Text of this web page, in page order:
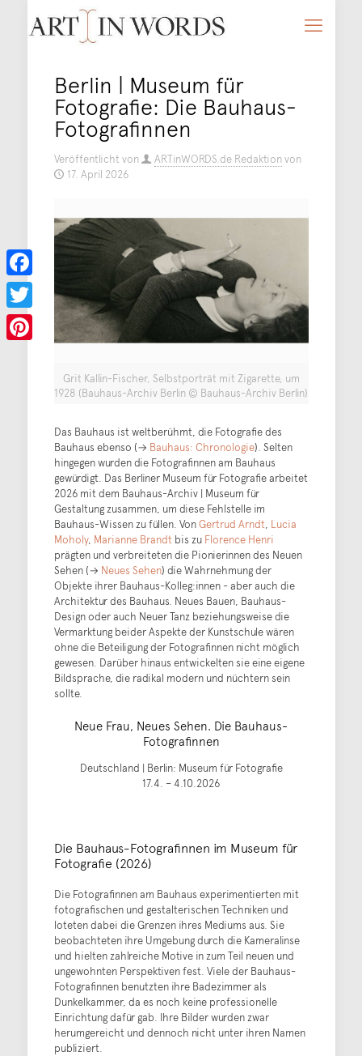
Berlin | Museum für
Fotografie: Die Bauhaus-
Fotografinnen
Veröffentlicht von ARTinWORDS.de Redaktionvon
17. April 2026
Grit Kallin-Fischer, Selbstporträt mit Zigarette, um
1928 (Bauhaus-Archiv Berlin © Bauhaus-Archiv Berlin)
Das Bauhaus ist weltberühmt, die Fotografie des
Bauhaus ebenso (→ Bauhaus: Chronologie). Selten
hingegen wurden die Fotografinnen am Bauhaus
gewürdigt. Das Berliner Museum für Fotografie arbeitet
2026 mit dem Bauhaus-Archiv | Museum für
Gestaltung zusammen, um diese Fehlstelle im
Bauhaus-Wissen zu füllen. VonGertrud Arndt, Lucia
Moholy, Marianne Brandtbis zu Florence Henri
prägten und verbreiteten die Pionierinnen des Neuen
Sehen (→ Neues Sehen) die Wahrnehmung der
Objekte ihrer Bauhaus-Kolleg:innen - aber auch die
Architektur des Bauhaus. Neues Bauen, Bauhaus-
Design oder auch Neuer Tanz beziehungsweise die
Vermarktung beider Aspekte der Kunstschule wären
ohne die Beteiligung der Fotografinnen nicht möglich
gewesen. Darüber hinaus entwickelten sie eine eigene
Bildsprache, die radikal modern und nüchtern sein
sollte.
Neue Frau, Neues Sehen. Die Bauhaus-
Fotografinnen
Deutschland | Berlin: Museum für Fotografie
17.4. – 4.10.2026
Die Bauhaus-Fotografinnen im Museum für
Fotografie (2026)
Die Fotografinnen am Bauhaus experimentierten mit
fotografischen und gestalterischen Techniken und
loteten dabei die Grenzen ihres Mediums aus. Sie
beobachteten ihre Umgebung durch die Kameralinse
und hielten zahlreiche Motive in zum Teil neuen und
ungewohnten Perspektiven fest. Viele der Bauhaus-
Fotografinnen benutzten ihre Badezimmer als
Dunkelkammer, da es noch keine professionelle
Einrichtung dafür gab. Ihre Bilder wurden zwar
herumgereicht und dennoch nicht unter ihren Namen
publiziert.
Facebook
Twitter